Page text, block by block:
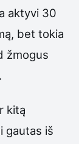
aktyvi 30
bet tokia
žmogus
kitą
gautas iš